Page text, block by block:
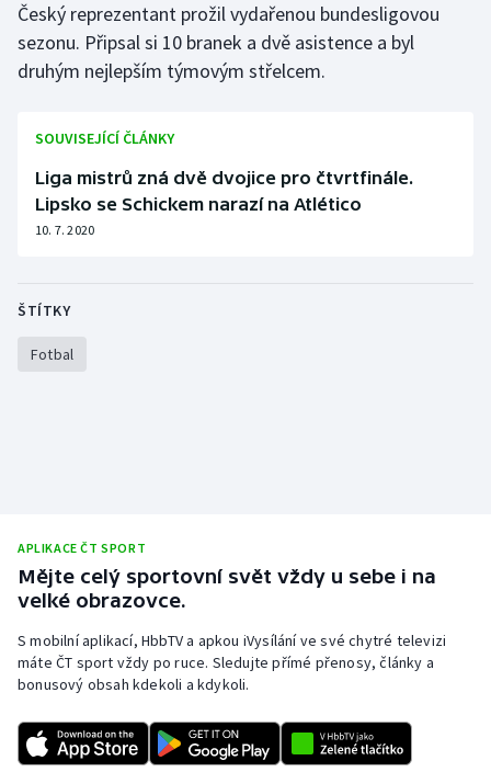
Krasobruslení
Lezení
Lyže a snowboard
Moderní pětiboj
Olympijské hry
Parasport
Rychlostní kanoistika
Short track
Sportovní střelba
Český reprezentant prožil vydařenou bundesligovou
sezonu. Připsal si 10 branek a dvě asistence a byl
druhým nejlepším týmovým střelcem.
SOUVISEJÍCÍ ČLÁNKY
Liga mistrů zná dvě dvojice pro čtvrtfinále.
Lipsko se Schickem narazí na Atlético
10. 7. 2020
ŠTÍTKY
Fotbal
APLIKACE ČT SPORT
Mějte celý sportovní svět vždy u sebe i na
velké obrazovce.
S mobilní aplikací, HbbTV a apkou iVysílání ve své chytré televizi
máte ČT sport vždy po ruce. Sledujte přímé přenosy, články a
bonusový obsah kdekoli a kdykoli.